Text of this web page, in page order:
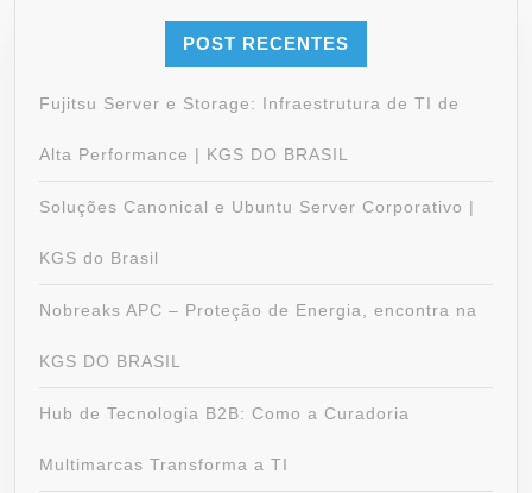
POST RECENTES
Fujitsu Server e Storage: Infraestrutura de TI de
Alta Performance | KGS DO BRASIL
Soluções Canonical e Ubuntu Server Corporativo |
KGS do Brasil
Nobreaks APC – Proteção de Energia, encontra na
KGS DO BRASIL
Hub de Tecnologia B2B: Como a Curadoria
Multimarcas Transforma a TI